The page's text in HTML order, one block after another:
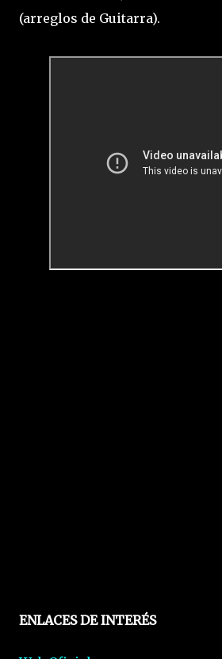
(arreglos de Guitarra).
ENLACES DE INTERÉS